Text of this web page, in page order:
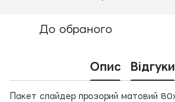
До обраного
Опис Відгуки
Пакет слайдер прозорий матовий